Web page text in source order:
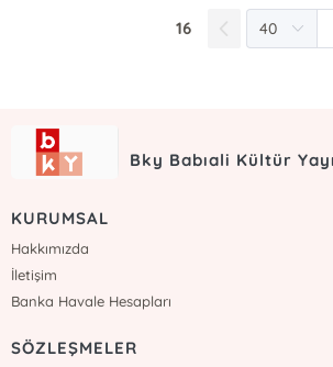
16
Bky Babıali Kültür
KURUMSAL
Hakkımızda
İletişim
Banka Havale Hesapları
SÖZLEŞMELER